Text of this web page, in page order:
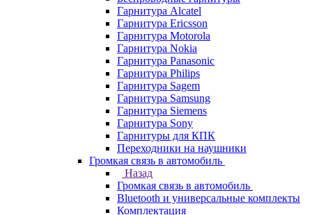
Гарнитура Alcatel
Гарнитура Ericsson
Гарнитура Motorola
Гарнитура Nokia
Гарнитура Panasonic
Гарнитура Philips
Гарнитура Sagem
Гарнитура Samsung
Гарнитура Siemens
Гарнитура Sony
Гарнитуры для КПК
Переходники на наушники
Громкая связь в автомобиль
Назад
Громкая связь в автомобиль
Bluetooth и универсальные комплекты
Комплектация